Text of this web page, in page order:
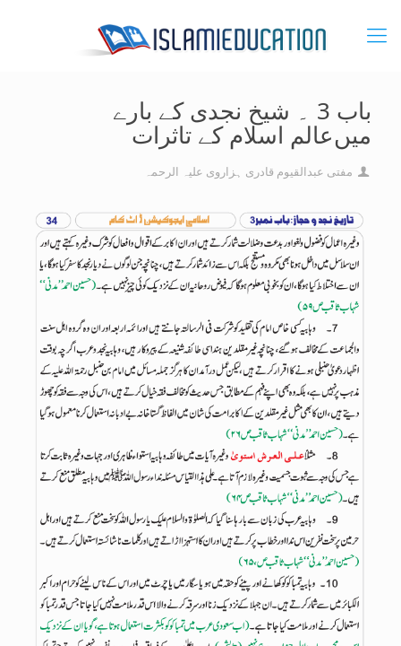
باب 3 ۔ شیخ نجدی کے بارے
میں‌عالم اسلام کے تاثرات
مفتی عبدالقیوم قادری ہزاروی علیہ الرحمہ